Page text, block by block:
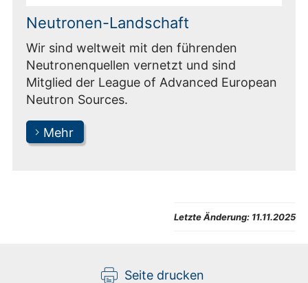
Neutronen-Landschaft
Wir sind weltweit mit den führenden
Neutronenquellen vernetzt und sind
Mitglied der League of Advanced European
Neutron Sources.
Mehr
Letzte Änderung: 11.11.2025
Seite drucken